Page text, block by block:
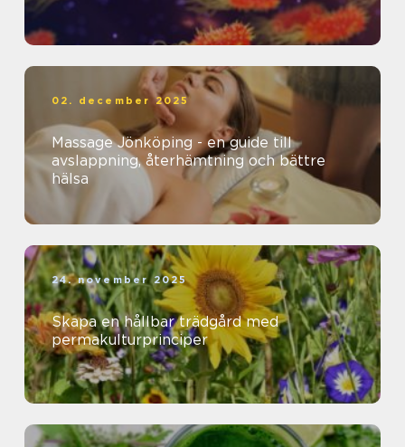
02. december 2025
Massage Jönköping - en guide till
avslappning, återhämtning och bättre
hälsa
24. november 2025
Skapa en hållbar trädgård med
permakulturprinciper